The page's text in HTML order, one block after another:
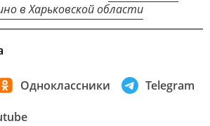
в Харьковской области
Одноклассники Telegram